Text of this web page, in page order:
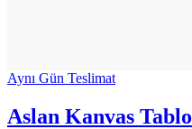
Aynı Gün Teslimat
Aslan Kanvas Tablo